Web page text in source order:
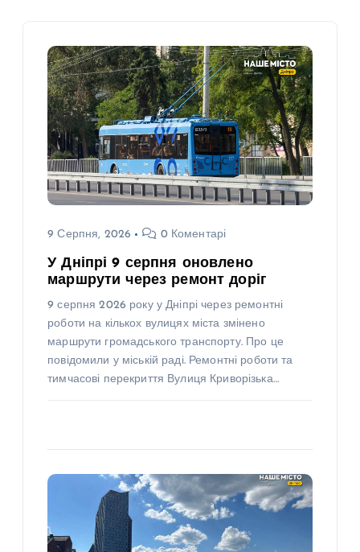
9 Серпня, 2026 0 Коментарі
У Дніпрі 9 серпня оновлено
маршрути через ремонт доріг
9 серпня 2026 року у Дніпрі через ремонтні
роботи на кількох вулицях міста змінено
маршрути громадського транспорту. Про це
повідомили у міській раді. Ремонтні роботи та
тимчасові перекриття Вулиця Криворізька…